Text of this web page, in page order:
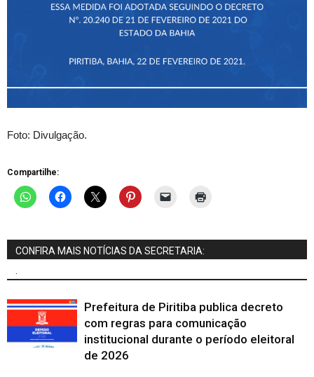
Foto: Divulgação.
Compartilhe:
CONFIRA MAIS NOTÍCIAS DA SECRETARIA:
Prefeitura de Piritiba publica decreto
com regras para comunicação
institucional durante o período eleitoral
de 2026